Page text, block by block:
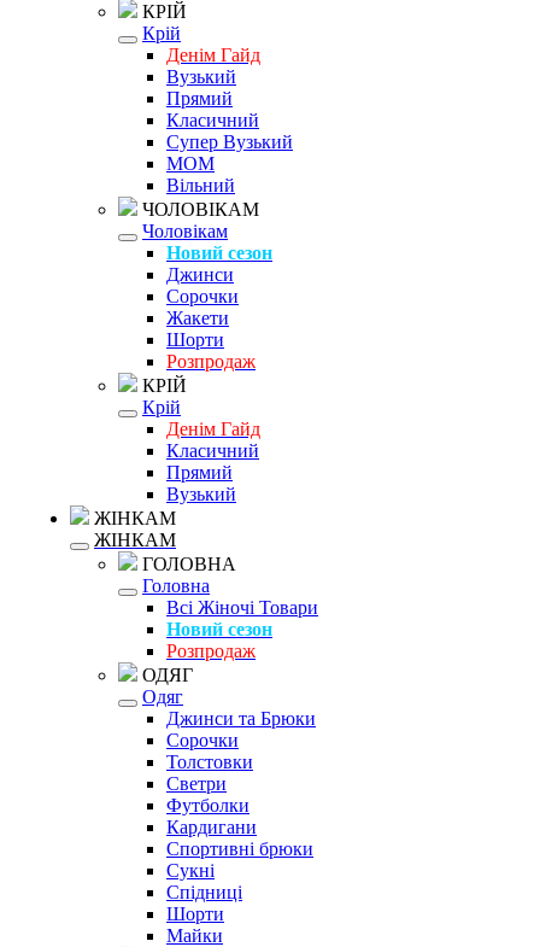
КРІЙ
Крій
Денім Гайд
Вузький
Прямий
Класичний
Супер Вузький
MOM
Вільний
ЧОЛОВІКАМ
Чоловікам
Новий сезон
Джинси
Сорочки
Жакети
Шорти
Розпродаж
КРІЙ
Крій
Денім Гайд
Класичний
Прямий
Вузький
ЖІНКАМ
ЖІНКАМ
ГОЛОВНА
Головна
Всі Жіночі Товари
Новий сезон
Розпродаж
ОДЯГ
Одяг
Джинси та Брюки
Сорочки
Толстовки
Светри
Футболки
Кардигани
Спортивні брюки
Сукні
Спідниці
Шорти
Майки